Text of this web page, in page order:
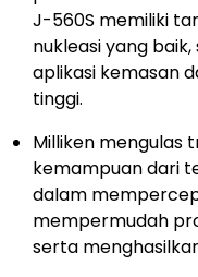
J-560S memiliki
nukleasi yang
aplikasi kemasan
tinggi.
Milliken mengulas
kemampuan dari
dalam
mempermudah
serta